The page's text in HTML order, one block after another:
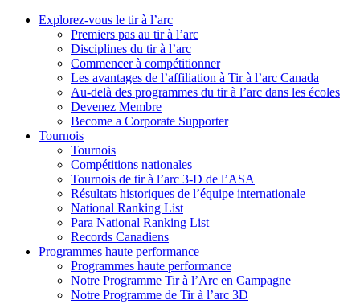
Explorez-vous le tir à l’arc
Premiers pas au tir à l’arc
Disciplines du tir à l’arc
Commencer à compétitionner
Les avantages de l’affiliation à Tir à l’arc Canada
Au-delà des programmes du tir à l’arc dans les écoles
Devenez Membre
Become a Corporate Supporter
Tournois
Tournois
Compétitions nationales
Tournois de tir à l’arc 3-D de l’ASA
Résultats historiques de l’équipe internationale
National Ranking List
Para National Ranking List
Records Canadiens
Programmes haute performance
Programmes haute performance
Notre Programme Tir à l’Arc en Campagne
Notre Programme de Tir à l’arc 3D